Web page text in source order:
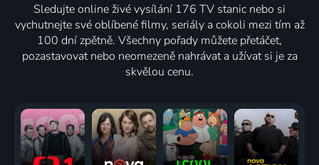
Sledujte online živé vysílání 176 TV stanic nebo si
vychutnejte své oblíbené filmy, seriály a cokoli mezi tím až
100 dní zpětně. Všechny pořady můžete přetáčet,
pozastavovat nebo neomezeně nahrávat a užívat si je za
skvělou cenu.